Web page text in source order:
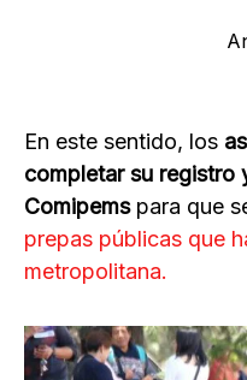
En este sentido, los
completar su registro
Comipems para que
prepas públicas que
metropolitana.